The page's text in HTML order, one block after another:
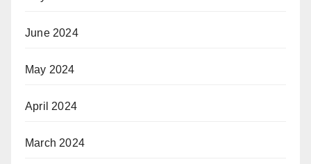
June 2024
May 2024
April 2024
March 2024